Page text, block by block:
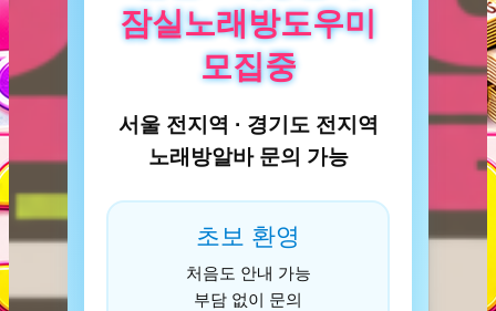
잠실노래방도우미
모집중
서울 전지역 · 경기도 전지역
노래방알바 문의 가능
초보 환영
처음도 안내 가능
부담 없이 문의